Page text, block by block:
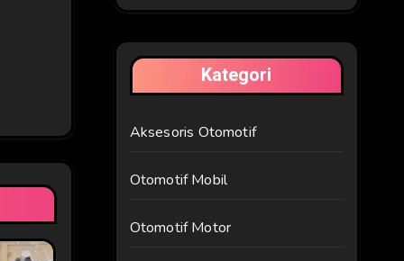
Kategori
Aksesoris Otomotif
Otomotif Mobil
Otomotif Motor